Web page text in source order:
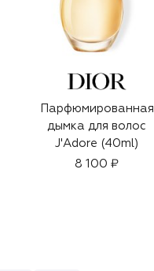
Парфюмированная
дымка для волос
J'Adore (40ml)
8 100 ₽